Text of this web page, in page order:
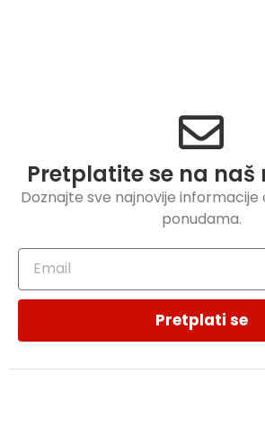
Pretplatite se na naš
Doznajte sve najnovije
ponudama.
Pretplati se